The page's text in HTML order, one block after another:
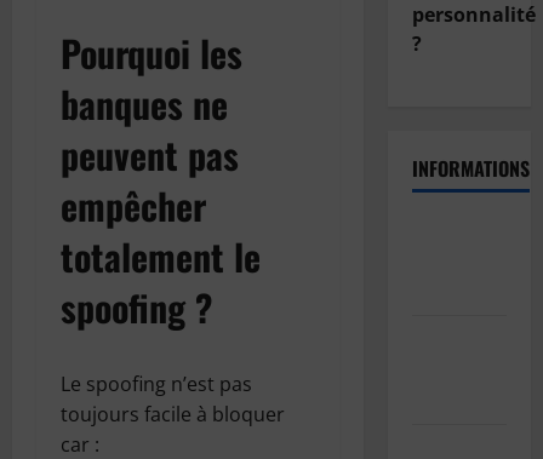
Pourquoi les
banques ne
peuvent pas
empêcher
totalement le
spoofing ?
Le spoofing n’est pas
toujours facile à bloquer
car :
personnalité
?
INFORMATIONS